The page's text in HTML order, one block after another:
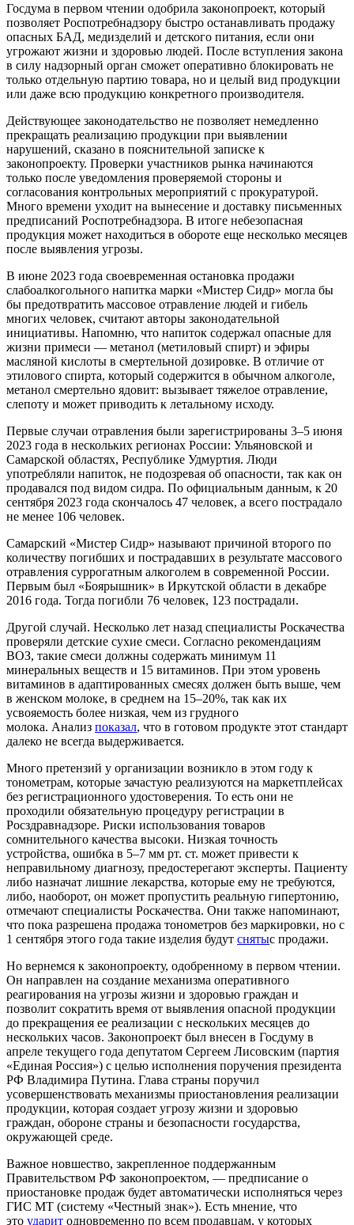
Госдума в первом чтении одобрила законопроект, который
позволяет Роспотребнадзору быстро останавливать продажу
опасных БАД, медизделий и детского питания, если они
угрожают жизни и здоровью людей. После вступления закона
в силу надзорный орган сможет оперативно блокировать не
только отдельную партию товара, но и целый вид продукции
или даже всю продукцию конкретного производителя.
Действующее законодательство не позволяет немедленно
прекращать реализацию продукции при выявлении
нарушений, сказано в пояснительной записке к
законопроекту. Проверки участников рынка начинаются
только после уведомления проверяемой стороны и
согласования контрольных мероприятий с прокуратурой.
Много времени уходит на вынесение и доставку письменных
предписаний Роспотребнадзора. В итоге небезопасная
продукция может находиться в обороте еще несколько месяцев
после выявления угрозы.
В июне 2023 года своевременная остановка продажи
слабоалкогольного напитка марки «Мистер Сидр» могла бы
бы предотвратить массовое отравление людей и гибель
многих человек, считают авторы законодательной
инициативы. Напомню, что напиток содержал опасные для
жизни примеси — метанол (метиловый спирт) и эфиры
масляной кислоты в смертельной дозировке. В отличие от
этилового спирта, который содержится в обычном алкоголе,
метанол смертельно ядовит: вызывает тяжелое отравление,
слепоту и может приводить к летальному исходу.
Первые случаи отравления были зарегистрированы 3–5 июня
2023 года в нескольких регионах России: Ульяновской и
Самарской областях, Республике Удмуртия. Люди
употребляли напиток, не подозревая об опасности, так как он
продавался под видом сидра. По официальным данным, к 20
сентября 2023 года скончалось 47 человек, а всего пострадало
не менее 106 человек.
Самарский «Мистер Сидр» называют причиной второго по
количеству погибших и пострадавших в результате массового
отравления суррогатным алкоголем в современной России.
Первым был «Боярышник» в Иркутской области в декабре
2016 года. Тогда погибли 76 человек, 123 пострадали.
Другой случай. Несколько лет назад специалисты Роскачества
проверяли детские сухие смеси. Согласно рекомендациям
ВОЗ, такие смеси должны содержать минимум 11
минеральных веществ и 15 витаминов. При этом уровень
витаминов в адаптированных смесях должен быть выше, чем
в женском молоке, в среднем на 15–20%, так как их
усвояемость более низкая, чем из грудного
молока. Анализ показал, что в готовом продукте этот стандарт
далеко не всегда выдерживается.
Много претензий у организации возникло в этом году к
тонометрам, которые зачастую реализуются на маркетплейсах
без регистрационного удостоверения. То есть они не
проходили обязательную процедуру регистрации в
Росздравнадзоре. Риски использования товаров
сомнительного качества высоки. Низкая точность
устройства, ошибка в 5–7 мм рт. ст. может привести к
неправильному диагнозу, предостерегают эксперты. Пациенту
либо назначат лишние лекарства, которые ему не требуются,
либо, наоборот, он может пропустить реальную гипертонию,
отмечают специалисты Роскачества. Они также напоминают,
что пока разрешена продажа тонометров без маркировки, но с
1 сентября этого года такие изделия будут снятыс продажи.
Но вернемся к законопроекту, одобренному в первом чтении.
Он направлен на создание механизма оперативного
реагирования на угрозы жизни и здоровью граждан и
позволит сократить время от выявления опасной продукции
до прекращения ее реализации с нескольких месяцев до
нескольких часов. Законопроект был внесен в Госдуму в
апреле текущего года депутатом Сергеем Лисовским (партия
«Единая Россия») с целью исполнения поручения президента
РФ Владимира Путина. Глава страны поручил
усовершенствовать механизмы приостановления реализации
продукции, которая создает угрозу жизни и здоровью
граждан, обороне страны и безопасности государства,
окружающей среде.
Важное новшество, закрепленное поддержанным
Правительством РФ законопроектом, — предписание о
приостановке продаж будет автоматически исполняться через
ГИС МТ (систему «Честный знак»). Есть мнение, что
это ударит одновременно по всем продавцам, у которых